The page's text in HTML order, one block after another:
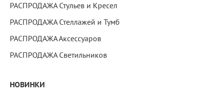
РАСПРОДАЖА Стульев и Кресел
РАСПРОДАЖА Стеллажей и Тумб
РАСПРОДАЖА Аксессуаров
РАСПРОДАЖА Светильников
НОВИНКИ